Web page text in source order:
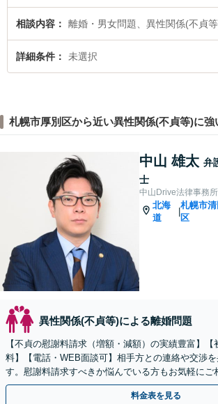
相談内容 離婚・男女問題、異性関係(不貞
詳細条件 未選択
札幌市厚別区から近い異性関係(不貞等)に強
中山 雄太 弁
士
中山Drive法律事務所
北海
道
|
札幌市清
区
異性関係(不貞等)による離婚問題
【不貞の慰謝料請求（増額・減額）の実績豊富】【
料】【電話・WEB面談可】相手方との連絡や交渉
す。慰謝料請求すべきか悩んでいる方もお気軽にご
善の解決策を一緒に見つけましょう。
料金表を見る